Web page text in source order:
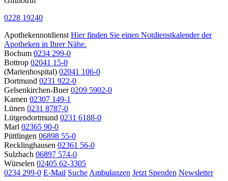
0228 19240
Apothekennotdienst Hier finden Sie einen Notdienstkalender der
Apotheken in Ihrer Nähe.
Bochum 0234 299-0
Bottrop 02041 15-0
(Marienhospital) 02041 106-0
Dortmund 0231 922-0
Gelsenkirchen-Buer 0209 5902-0
Kamen 02307 149-1
Lünen 0231 8787-0
Lütgendortmund 0231 6188-0
Marl 02365 90-0
Püttlingen 06898 55-0
Recklinghausen 02361 56-0
Sulzbach 06897 574-0
Würselen 02405 62-3305
0234 299-0 E-Mail Suche Ambulanzen Jetzt Spenden Newsletter